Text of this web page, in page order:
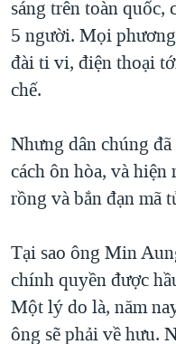
sáng trên toàn quốc,
5 người. Mọi
đài ti vi, điện thoại
chế.
Nhưng dân chúng
cách ôn hòa, và
rồng và bắn đạn mã
Tại sao ông Min
chính quyền được
Một lý do là, năm
ông sẽ phải về hưu.